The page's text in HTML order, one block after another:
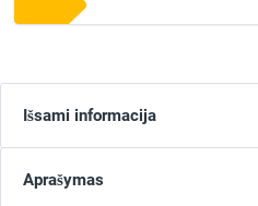
Išsami informacija
Aprašymas